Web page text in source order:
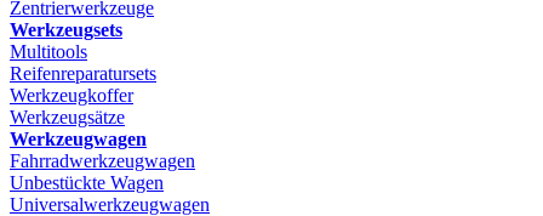
Zentrierwerkzeuge
Werkzeugsets
Multitools
Reifenreparatursets
Werkzeugkoffer
Werkzeugsätze
Werkzeugwagen
Fahrradwerkzeugwagen
Unbestückte Wagen
Universalwerkzeugwagen